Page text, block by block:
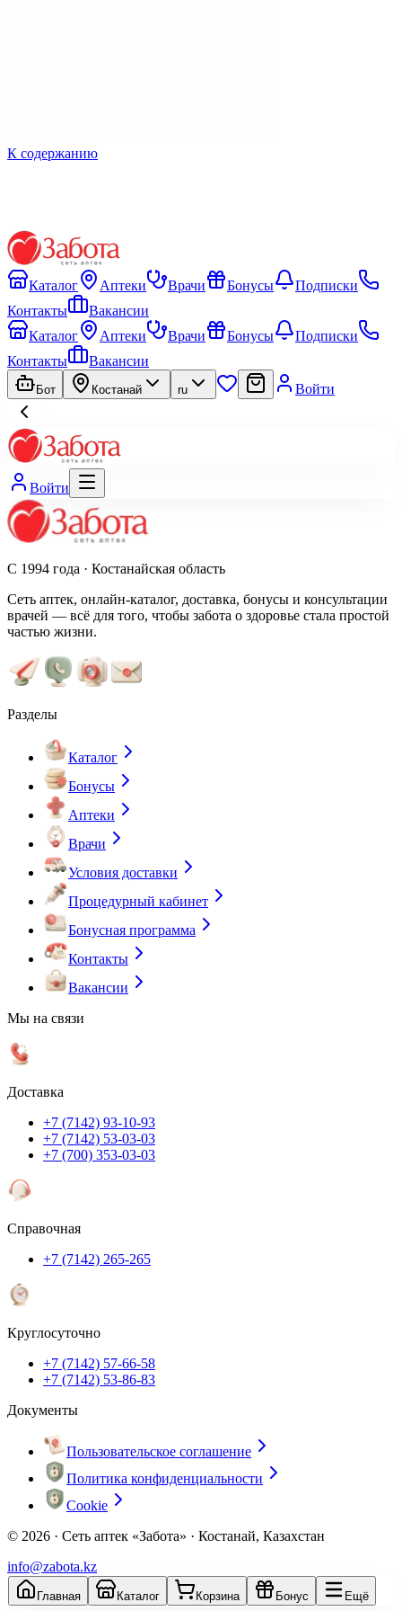
К содержанию
Каталог Аптеки Врачи Бонусы
Подписки
Контакты
Вакансии
Каталог
Аптеки Врачи Бонусы
Подписки
Контакты
Вакансии
Бот Костанай ru Войти
Войти
С 1994 года · Костанайская область
Сеть аптек, онлайн-каталог, доставка, бонусы и консультации
врачей — всё для того, чтобы забота о здоровье стала простой
частью жизни.
Разделы
Каталог
Бонусы
Аптеки
Врачи
Условия доставки
Процедурный кабинет
Бонусная программа
Контакты
Вакансии
Мы на связи
Доставка
+7 (7142) 93-10-93
+7 (7142) 53-03-03
+7 (700) 353-03-03
Справочная
+7 (7142) 265-265
Круглосуточно
+7 (7142) 57-66-58
+7 (7142) 53-86-83
Документы
Пользовательское соглашение
Политика конфиденциальности
Cookie
© 2026 · Сеть аптек «Забота» · Костанай, Казахстан
info@zabota.kz
Главная Каталог Корзина Бонус Ещё